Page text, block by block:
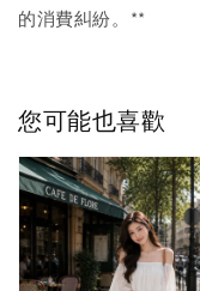
的消費糾紛。**
您可能也喜歡